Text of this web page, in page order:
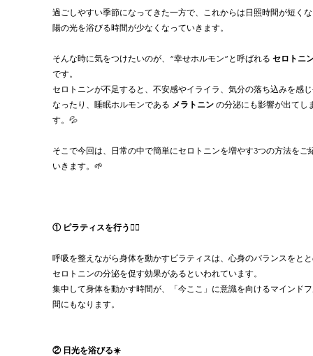
過ごしやすい季節になってきた一方で、これからは日照時間が短く
陽の光を浴びる時間が少なくなっていきます。
そんな時に気をつけたいのが、“幸せホルモン”と呼ばれる セロトニ
です。
セロトニンが不足すると、不安感やイライラ、気分の落ち込みを感
なったり、睡眠ホルモンである メラトニン の分泌にも影響が出てし
す。💦
そこで今回は、日常の中で簡単にセロトニンを増やす3つの方法をご
いきます。🌱
① ピラティスを行う🧘‍♀️
呼吸を整えながら身体を動かすピラティスは、心身のバランスをと
セロトニンの分泌を促す効果があるといわれています。
集中して身体を動かす時間が、「今ここ」に意識を向けるマインド
間にもなります。
② 日光を浴びる☀️